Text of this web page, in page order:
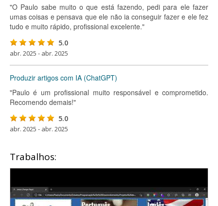
"O Paulo sabe muito o que está fazendo, pedi para ele fazer
umas coisas e pensava que ele não ia conseguir fazer e ele fez
tudo e muito rápido, profissional excelente."
5.0
abr. 2025 - abr. 2025
Produzir artigos com IA (ChatGPT)
"Paulo é um profissional muito responsável e comprometido.
Recomendo demais!"
5.0
abr. 2025 - abr. 2025
Trabalhos: